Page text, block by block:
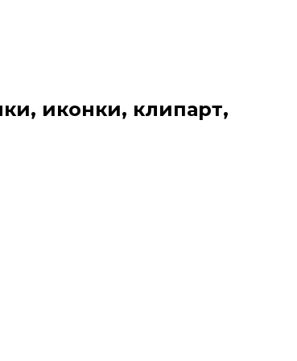
иконки, клипарт,